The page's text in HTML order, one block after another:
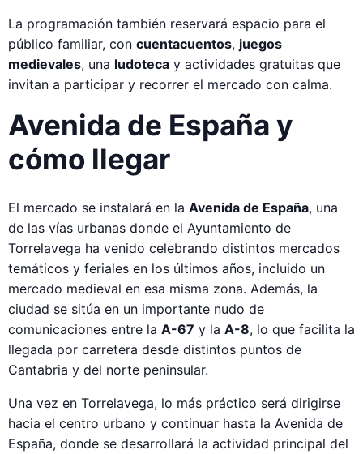
La programación también reservará espacio para el
público familiar, con cuentacuentos, juegos
medievales, una ludoteca y actividades gratuitas que
invitan a participar y recorrer el mercado con calma.
Avenida de España y
cómo llegar
El mercado se instalará en la Avenida de España, una
de las vías urbanas donde el Ayuntamiento de
Torrelavega ha venido celebrando distintos mercados
temáticos y feriales en los últimos años, incluido un
mercado medieval en esa misma zona. Además, la
ciudad se sitúa en un importante nudo de
comunicaciones entre la A-67 y la A-8, lo que facilita la
llegada por carretera desde distintos puntos de
Cantabria y del norte peninsular.
Una vez en Torrelavega, lo más práctico será dirigirse
hacia el centro urbano y continuar hasta la Avenida de
España, donde se desarrollará la actividad principal del